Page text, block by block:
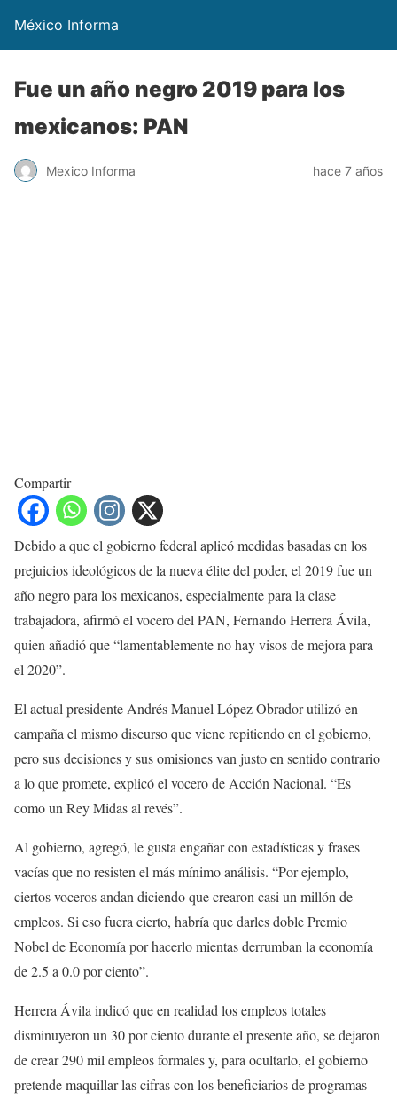
México Informa
Fue un año negro 2019 para los
mexicanos: PAN
Mexico Informa hace 7 años
Compartir
Debido a que el gobierno federal aplicó medidas basadas en los
prejuicios ideológicos de la nueva élite del poder, el 2019 fue un
año negro para los mexicanos, especialmente para la clase
trabajadora, afirmó el vocero del PAN, Fernando Herrera Ávila,
quien añadió que “lamentablemente no hay visos de mejora para
el 2020”.
El actual presidente Andrés Manuel López Obrador utilizó en
campaña el mismo discurso que viene repitiendo en el gobierno,
pero sus decisiones y sus omisiones van justo en sentido contrario
a lo que promete, explicó el vocero de Acción Nacional. “Es
como un Rey Midas al revés”.
Al gobierno, agregó, le gusta engañar con estadísticas y frases
vacías que no resisten el más mínimo análisis. “Por ejemplo,
ciertos voceros andan diciendo que crearon casi un millón de
empleos. Si eso fuera cierto, habría que darles doble Premio
Nobel de Economía por hacerlo mientas derrumban la economía
de 2.5 a 0.0 por ciento”.
Herrera Ávila indicó que en realidad los empleos totales
disminuyeron un 30 por ciento durante el presente año, se dejaron
de crear 290 mil empleos formales y, para ocultarlo, el gobierno
pretende maquillar las cifras con los beneficiarios de programas